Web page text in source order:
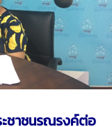
ชาชนรณรงค์ต่อ